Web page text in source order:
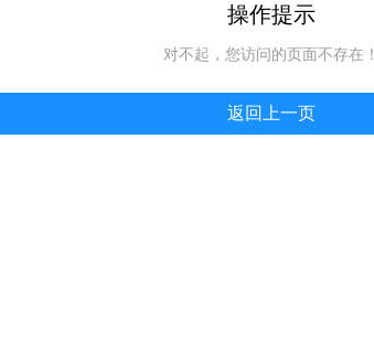
操作提示
对不起，您访问的页面不存在！
返回上一页